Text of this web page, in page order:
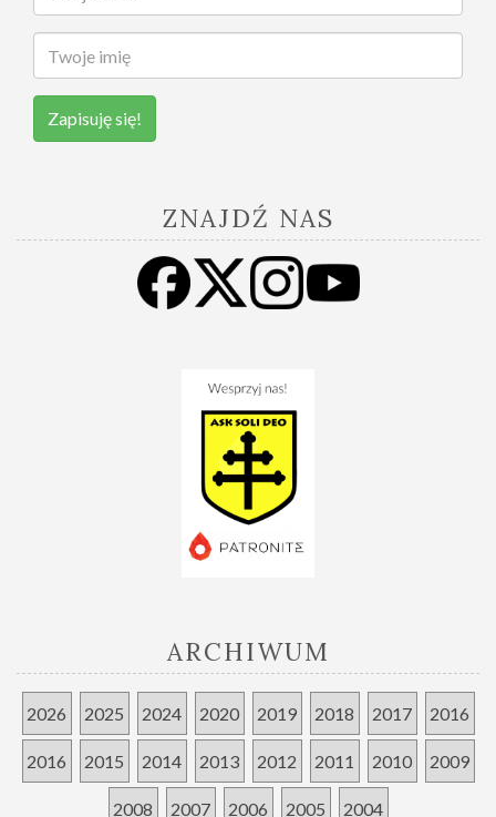
Zapisuję się!
ZNAJDŹ NAS
ARCHIWUM
2026 2025 2024 2020 2019 2018 2017 2016
2016 2015 2014 2013 2012 2011 2010 2009
2008 2007 2006 2005 2004